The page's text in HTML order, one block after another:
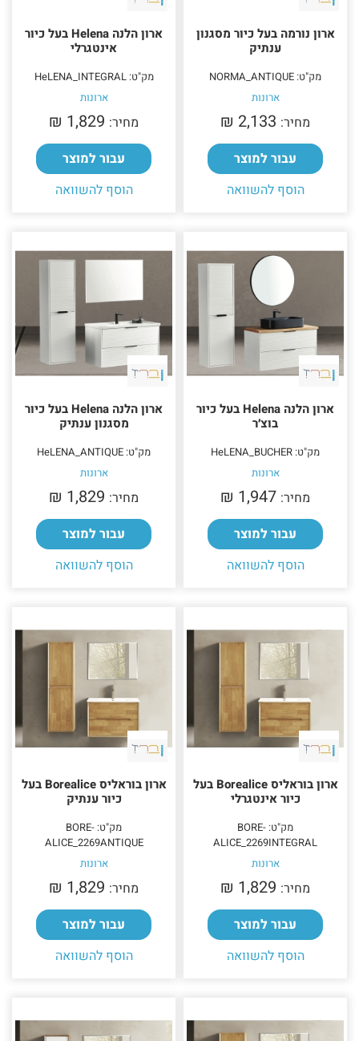
ארון נורמה בעל כיור מסגנון
ענתיק
מק"ט: NORMA_ANTIQUE
ארונות
מחיר: 2,133 ₪‎
עבור למוצר
הוסף להשוואה
ארון הלנה Helena בעל כיור
אינטגרלי
מק"ט: HeLENA_INTEGRAL
ארונות
מחיר: 1,829 ₪‎
עבור למוצר
הוסף להשוואה
ארון הלנה Helena בעל כיור
בוצ׳ר
מק"ט: HeLENA_BUCHER
ארונות
מחיר: 1,947 ₪‎
עבור למוצר
הוסף להשוואה
ארון הלנה Helena בעל כיור
מסגנון ענתיק
מק"ט: HeLENA_ANTIQUE
ארונות
מחיר: 1,829 ₪‎
עבור למוצר
הוסף להשוואה
ארון בוראליס Borealice בעל
כיור אינטגרלי
מק"ט: BORE-
ALICE_2269INTEGRAL
ארונות
מחיר: 1,829 ₪‎
עבור למוצר
הוסף להשוואה
ארון בוראליס Borealice בעל
כיור ענתיק
מק"ט: BORE-
ALICE_2269ANTIQUE
ארונות
מחיר: 1,829 ₪‎
עבור למוצר
הוסף להשוואה